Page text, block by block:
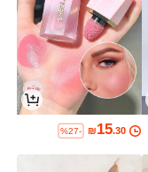
₪15.30
%27-